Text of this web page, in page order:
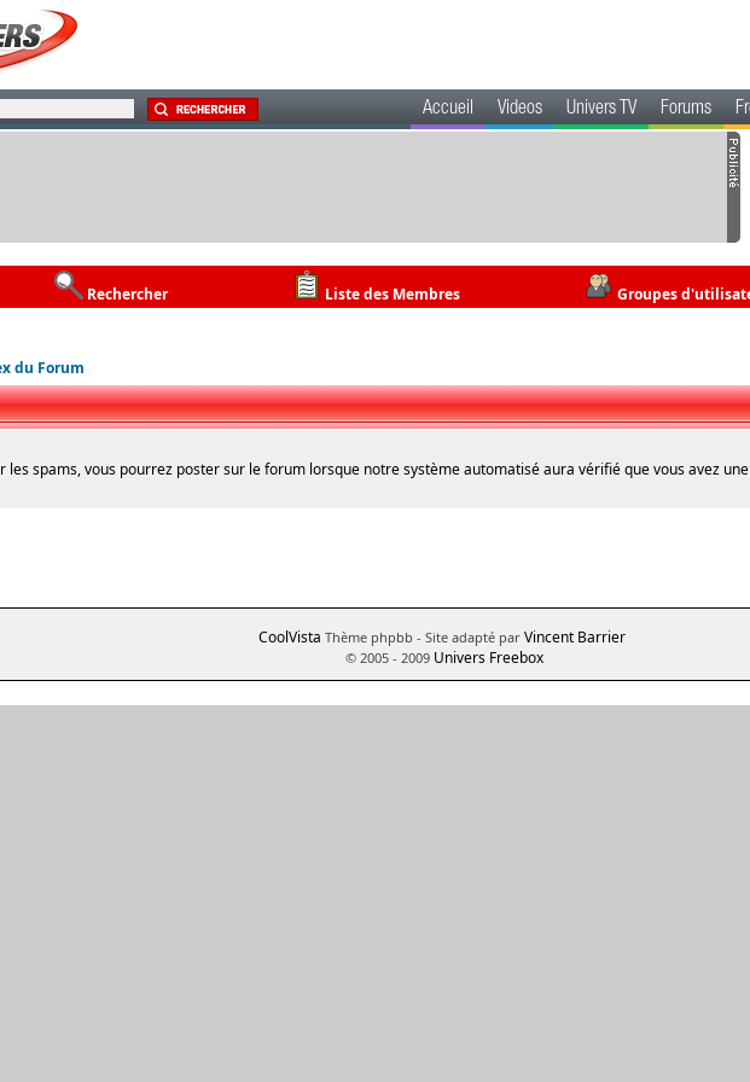
Accueil Videos Univers TV Forums
Rechercher Liste des Membres Groupes
du Forum
les spams, vous pourrez poster sur le forum lorsque notre système automatisé aura vérifié que vous avez
CoolVista Thème phpbb - Site adapté par Vincent Barrier
© 2005 - 2009 Univers Freebox